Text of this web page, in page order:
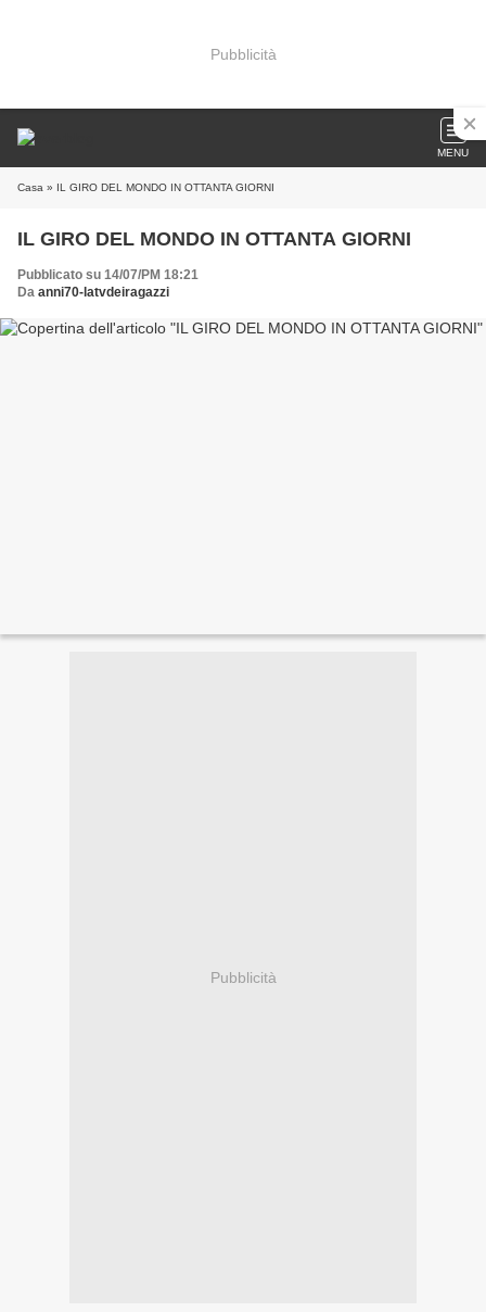
Pubblicità
MENU
Casa » IL GIRO DEL MONDO IN OTTANTA GIORNI
IL GIRO DEL MONDO IN OTTANTA GIORNI
Pubblicato su 14/07/PM 18:21
Da anni70-latvdeiragazzi
Pubblicità